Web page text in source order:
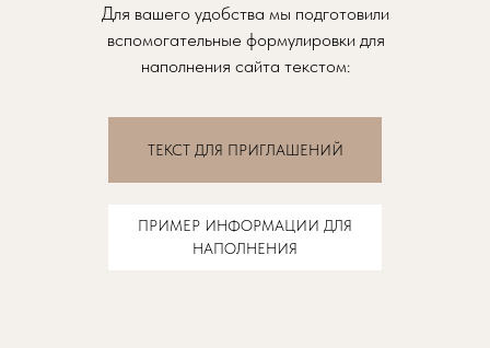
ТЕКСТ ДЛЯ ПРИГЛАШЕНИЙ
Для вашего удобства мы подготовили
вспомогательные формулировки для
наполнения сайта текстом:
ПРИМЕР ИНФОРМАЦИИ ДЛЯ
НАПОЛНЕНИЯ